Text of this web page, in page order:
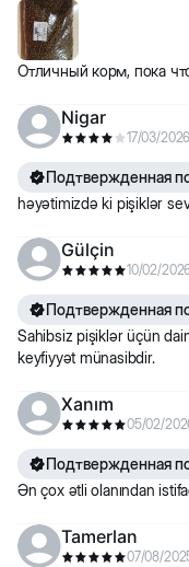
Отличный корм, пока
Nigar
17/03/2026
Подтвержденная
həyətimizdə ki pişiklər
Gülçin
10/02/
Подтвержденная
Sahibsiz pişiklər üçün
keyfiyyət münasibdir.
Xanım
05/02/
Подтвержденная
Ən çox ətli olanından
Tamerlan
07/08/